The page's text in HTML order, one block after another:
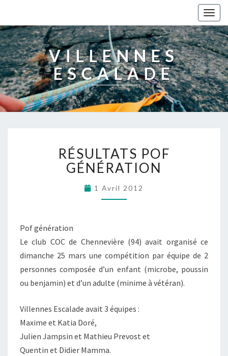
VILLENNES
ESCALADE
RÉSULTATS POF
GÉNÉRATION
1 Avril 2012
Pof génération
Le club COC de Chennevière (94) avait organisé ce
dimanche 25 mars une compétition par équipe de 2
personnes composée d’un enfant (microbe, poussin
ou benjamin) et d’un adulte (minime à vétéran).
Villennes Escalade avait 3 équipes :
Maxime et Katia Doré,
Julien Jampsin et Mathieu Prevost et
Quentin et Didier Mamma.